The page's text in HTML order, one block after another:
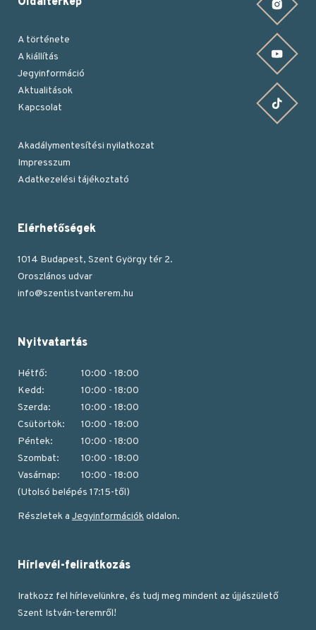
Instagram oldalunk
YouTube csatornánk
TikTok oldalunk
A története
A kiállítás
Jegyinformáció
Aktualitások
Kapcsolat
Lábléc
Akadálymentesítési nyilatkozat
Impresszum
Adatkezelési tájékoztató
Elérhetőségek
1014 Budapest, Szent György tér 2.
Oroszlános udvar
info@szentistvanterem.hu
Nyitvatartás
Hétfő:
10:00 - 18:00
Kedd:
10:00 - 18:00
Szerda:
10:00 - 18:00
Csütörtök:
10:00 - 18:00
Péntek:
10:00 - 18:00
Szombat:
10:00 - 18:00
Vasárnap:
10:00 - 18:00
(Utolsó belépés 17:15-től)
Részletek a Jegyinformációkoldalon.
Hírlevél-feliratkozás
Iratkozz fel hírlevelünkre, és tudj meg mindent az újjászülető
Szent István-teremről!